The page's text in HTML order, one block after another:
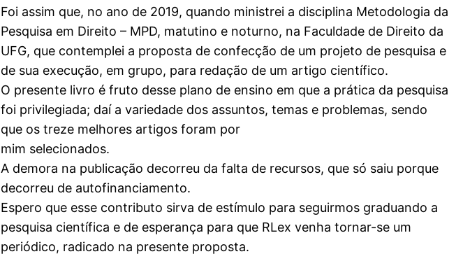
Foi assim que, no ano de 2019, quando ministrei a disciplina Metodologia da
Pesquisa em Direito – MPD, matutino e noturno, na Faculdade de Direito da
UFG, que contemplei a proposta de confecção de um projeto de pesquisa e
de sua execução, em grupo, para redação de um artigo científico.
O presente livro é fruto desse plano de ensino em que a prática da pesquisa
foi privilegiada; daí a variedade dos assuntos, temas e problemas, sendo
que os treze melhores artigos foram por
mim selecionados.
A demora na publicação decorreu da falta de recursos, que só saiu porque
decorreu de autofinanciamento.
Espero que esse contributo sirva de estímulo para seguirmos graduando a
pesquisa científica e de esperança para que RLex venha tornar-se um
periódico, radicado na presente proposta.